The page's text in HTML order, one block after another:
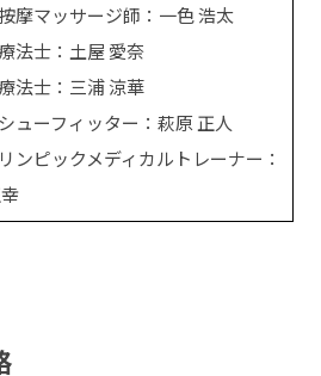
摩マッサージ師：一色 浩太
法士：土屋 愛奈
法士：三浦 涼華
ューフィッター：萩原 正人
ンピックメディカルトレーナー：